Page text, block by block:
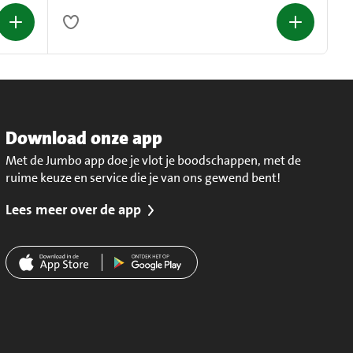
Download onze app
Met de Jumbo app doe je vlot je boodschappen, met de
ruime keuze en service die je van ons gewend bent!
Lees meer over de app